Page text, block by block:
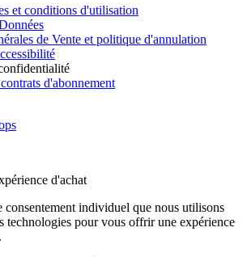
et conditions d'utilisation
de Vente et politique d'annulation
d'abonnement
d'achat
consentement individuel que nous utilisons
technologies pour vous offrir une expérience